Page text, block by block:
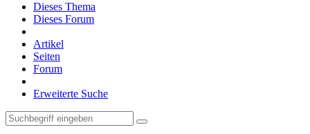
Dieses Thema
Dieses Forum
Artikel
Seiten
Forum
Erweiterte Suche